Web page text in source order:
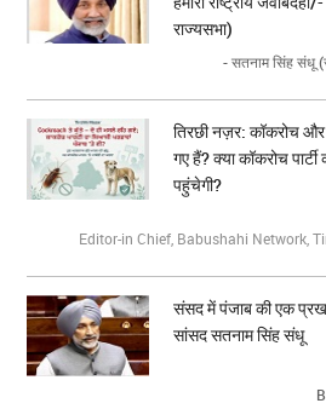
राज्यसभा)
- सतनाम सिंह संधू
तिरछी नज़र: कॉकरोच और
गए हैं? क्या कॉकरोच
पहुंचेगी?
Editor-in Chief, Babushahi Network,
संसद में पंजाब की एक
सांसद सतनाम सिंह संधू